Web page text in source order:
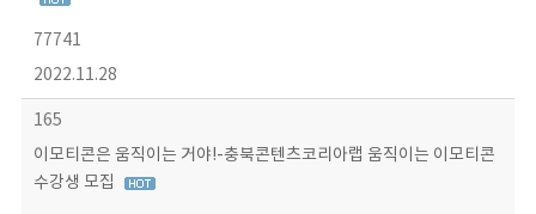
77741
2022.11.28
165
이모티콘은 움직이는 거야!-충북콘텐츠코리아랩 움직이는 이모티콘
수강생 모집